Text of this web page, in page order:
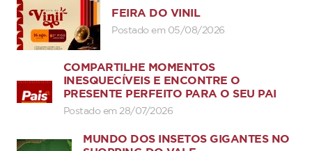
FEIRA DO VINIL
Postado em 05/08/2026
COMPARTILHE MOMENTOS
INESQUECÍVEIS E ENCONTRE O
PRESENTE PERFEITO PARA O SEU PAI
Postado em 28/07/2026
MUNDO DOS INSETOS GIGANTES NO